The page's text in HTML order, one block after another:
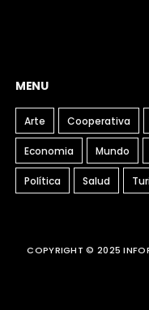
MENU
Arte Cooperativa
Economia Mundo
Política Salud
COPYRIGHT © 2025